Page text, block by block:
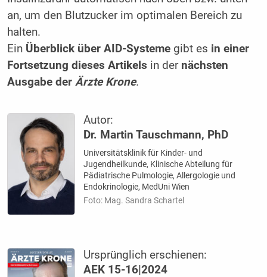
an, um den Blutzucker im optimalen Bereich zu
halten.
Ein Überblick über AID-Systemegibt es in einer
Fortsetzung dieses Artikels in der nächsten
Ausgabe der Ärzte Krone.
Autor:
Dr. Martin Tauschmann, PhD
Universitätsklinik für Kinder- und
Jugendheilkunde, Klinische Abteilung für
Pädiatrische Pulmologie, Allergologie und
Endokrinologie, MedUni Wien
Foto: Mag. Sandra Schartel
Ursprünglich erschienen:
AEK 15-16|2024